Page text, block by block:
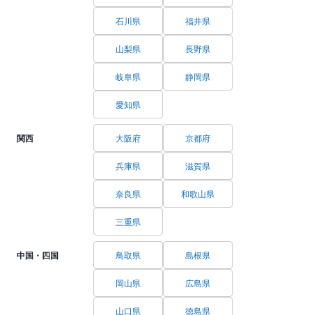
石川県 福井県
山梨県 長野県
岐阜県 静岡県
愛知県
関西 大阪府 京都府
兵庫県 滋賀県
奈良県 和歌山県
三重県
中国・四国 鳥取県 島根県
岡山県 広島県
山口県 徳島県